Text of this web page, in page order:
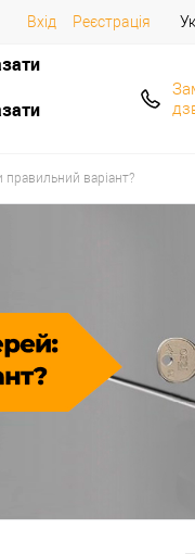
Вхід Реєстрація
правильний варіант?